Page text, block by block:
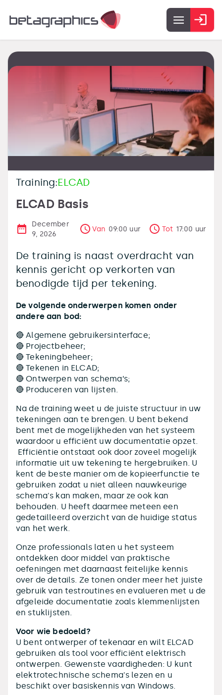
Training:ELCAD
ELCAD Basis
December
9, 2026
Van 09:00 uur Tot 17:00 uur
De training is naast overdracht van
kennis gericht op verkorten van
benodigde tijd per tekening.
De volgende onderwerpen komen onder
andere aan bod:
🔴 Algemene gebruikersinterface;
🔴 Projectbeheer;
🔴 Tekeningbeheer;
🔴 Tekenen in ELCAD;
🔴 Ontwerpen van schema’s;
🔴 Produceren van lijsten.
Na de training weet u de juiste structuur in uw
tekeningen aan te brengen. U bent bekend
bent met de mogelijkheden van het systeem
waardoor u efficiënt uw documentatie opzet.
Efficiëntie ontstaat ook door zoveel mogelijk
informatie uit uw tekening te hergebruiken. U
kent de beste manier om de kopieerfunctie te
gebruiken zodat u niet alleen nauwkeurige
schema's kan maken, maar ze ook kan
behouden. U heeft daarmee meteen een
gedetailleerd overzicht van de huidige status
van het werk.
Onze professionals laten u het systeem
ontdekken door middel van praktische
oefeningen met daarnaast feitelijke kennis
over de details. Ze tonen onder meer het juiste
gebruik van testroutines en evalueren met u de
afgeleide documentatie zoals klemmenlijsten
en stuklijsten.
Voor wie bedoeld?
U bent ontwerper of tekenaar en wilt ELCAD
gebruiken als tool voor efficiënt elektrisch
ontwerpen. Gewenste vaardigheden: U kunt
elektrotechnische schema's lezen en u
beschikt over basiskennis van Windows.